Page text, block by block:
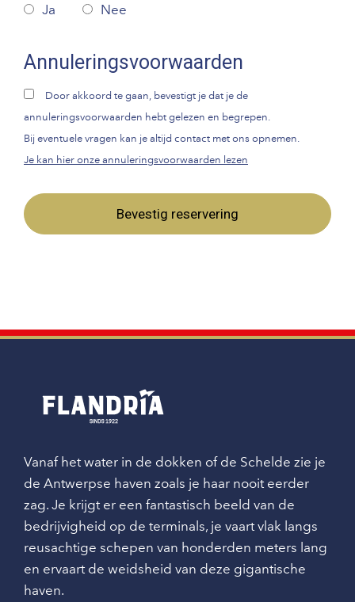
Ja
Nee
Annuleringsvoorwaarden
Door akkoord te gaan, bevestigt je dat je de
annuleringsvoorwaarden hebt gelezen en begrepen.
Bij eventuele vragen kan je altijd contact met ons opnemen.
Je kan hier onze annuleringsvoorwaarden lezen
Bevestig reservering
Vanaf het water in de dokken of de Schelde zie je
de Antwerpse haven zoals je haar nooit eerder
zag. Je krijgt er een fantastisch beeld van de
bedrijvigheid op de terminals, je vaart vlak langs
reusachtige schepen van honderden meters lang
en ervaart de weidsheid van deze gigantische
haven.